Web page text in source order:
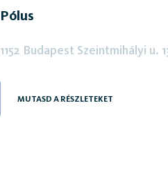
Pólus
1152 Budapest Szeintmihályi u.
MUTASD A RÉSZLETEKET